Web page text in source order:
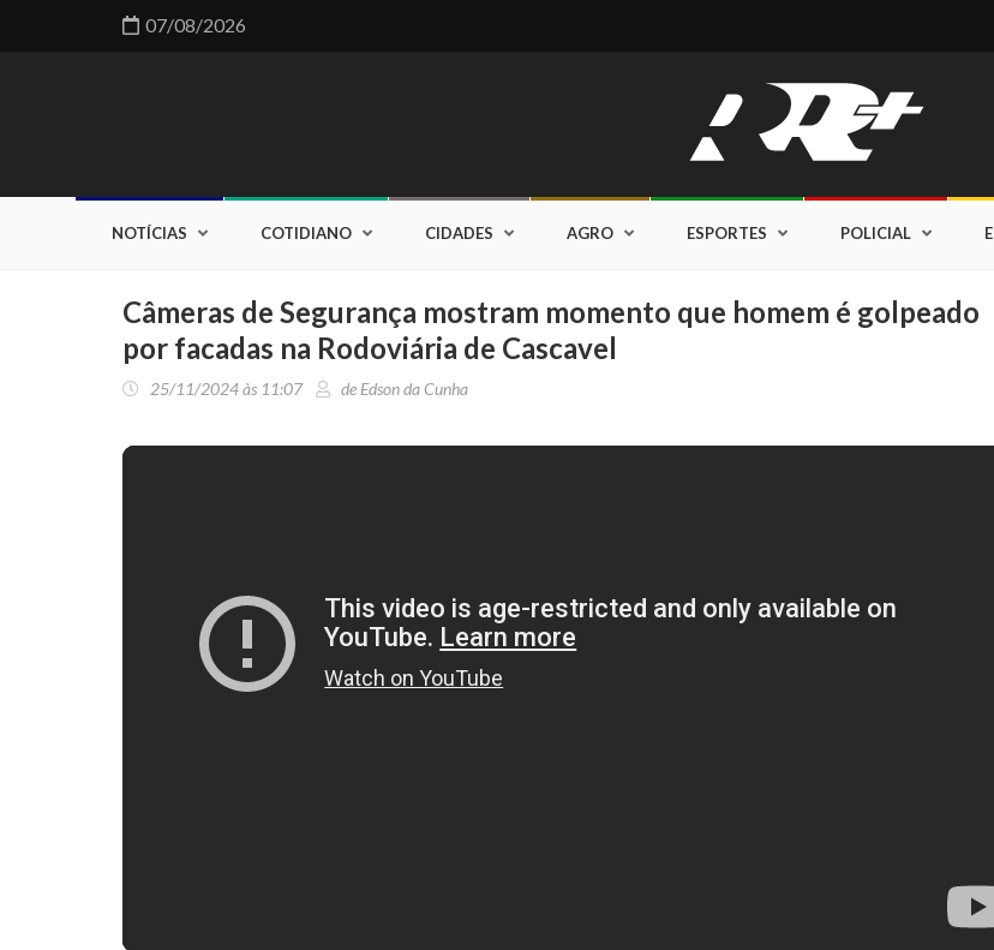
07/08/2026
NOTÍCIAS COTIDIANO CIDADES AGRO ESPORTES POLICIAL
Câmeras de Segurança mostram momento que homem é golpeado
por facadas na Rodoviária de Cascavel
25/11/2024 às 11:07 de Edson da Cunha